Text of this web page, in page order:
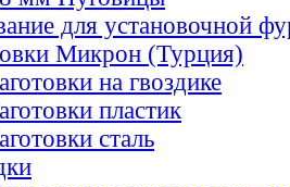
для установочной
Микрон (Турция)
на гвоздике
пластик
сталь